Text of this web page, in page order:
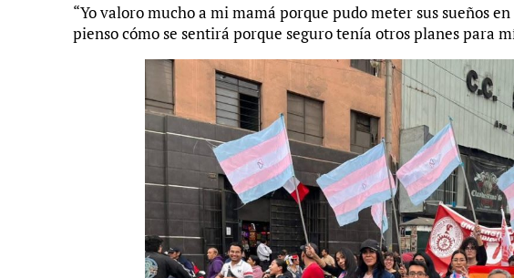
“Yo valoro mucho a mi mamá porque pudo meter sus sueños
pienso cómo se sentirá porque seguro tenía otros planes para